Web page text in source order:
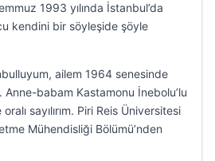
1993 yılında İstanbul’da
kendini bir söyleşide şöyle
ailem 1964 senesinde
Anne-babam Kastamonu İnebolu’lu
sayılırım. Piri Reis Üniversitesi
Mühendisliği Bölümü’nden